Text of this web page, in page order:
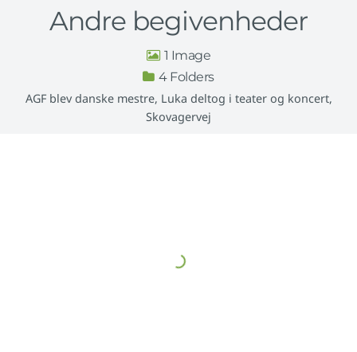
Andre begivenheder
1
4
AGF blev danske mestre, Luka deltog i teater og koncert,
Skovagervej